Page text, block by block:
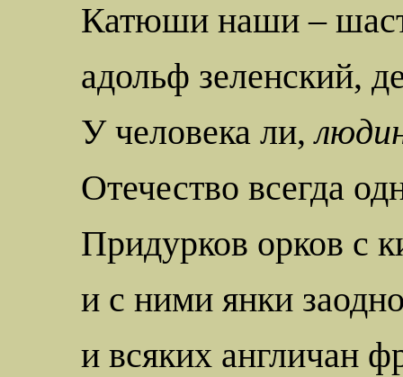
Катюши наши –
адольф зеленский,
У человека ли,
Отечество всегда
Придурков орков с
и с ними янки
и всяких англичан